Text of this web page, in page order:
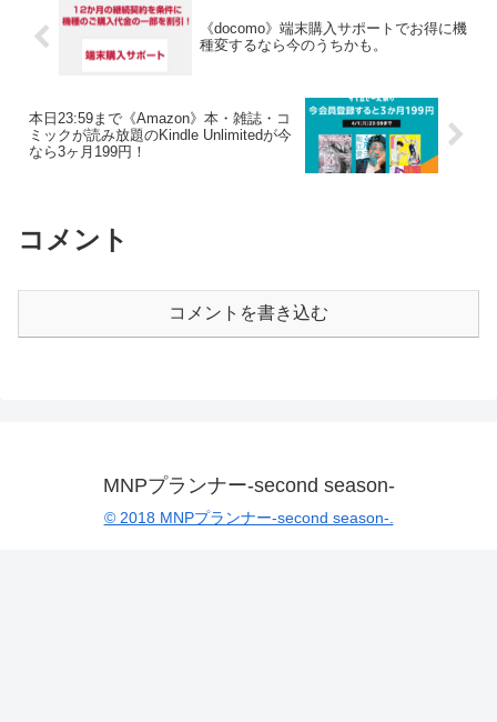
《docomo》端末購入サポートでお得に機
種変するなら今のうちかも。
本日23:59まで《Amazon》本・雑誌・コ
ミックが読み放題のKindle Unlimitedが今
なら3ヶ月199円！
コメント
コメントを書き込む
MNPプランナー-second season-
© 2018 MNPプランナー-second season-.